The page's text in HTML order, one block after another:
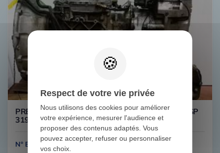
PRENIUM 450DXI 8/4 ATO 2512C AVEC VOIGT SP
3190530 RENAULT
N° B111
Respect de votre vie privée
Nous utilisons des cookies pour améliorer
votre expérience, mesurer l'audience et
proposer des contenus adaptés. Vous
pouvez accepter, refuser ou personnaliser
vos choix.